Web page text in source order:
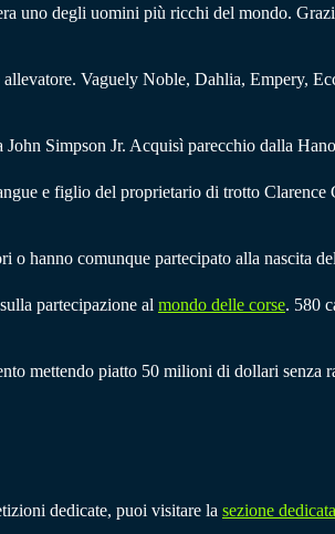
uno degli uomini più ricchi del mondo.
Vaguely Noble, Dahlia, Empery,
Simpson Jr. Acquisì parecchio dalla
e figlio del proprietario di trotto
hanno comunque partecipato alla nascita
partecipazione al mondo delle corse. 580
mettendo piatto 50 milioni di dollari senza
dedicate, puoi visitare la sezione dedicata